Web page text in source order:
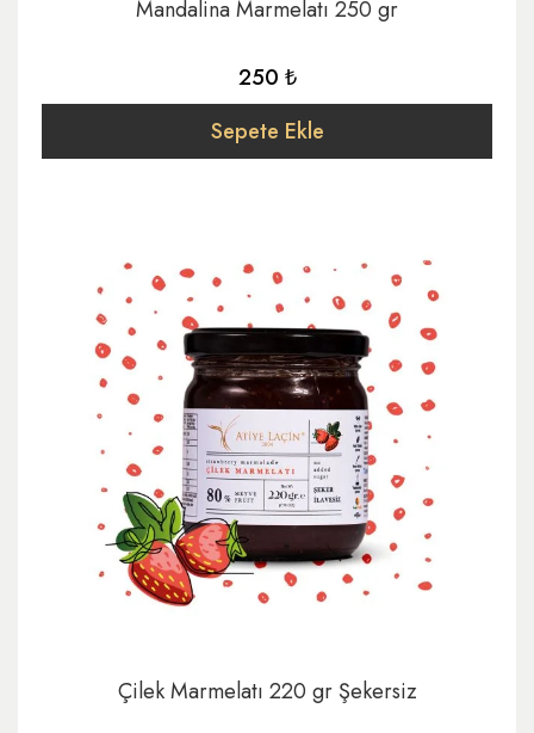
Mandalina Marmelatı 250 gr
250 ₺
Sepete Ekle
Çilek Marmelatı 220 gr Şekersiz